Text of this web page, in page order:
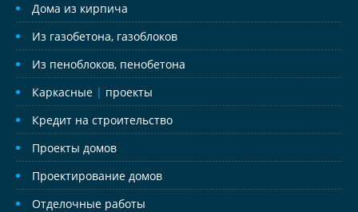
Дома из кирпича
Из газобетона, газоблоков
Из пеноблоков, пенобетона
Каркасные | проекты
Кредит на строительство
Проекты домов
Проектирование домов
Отделочные работы